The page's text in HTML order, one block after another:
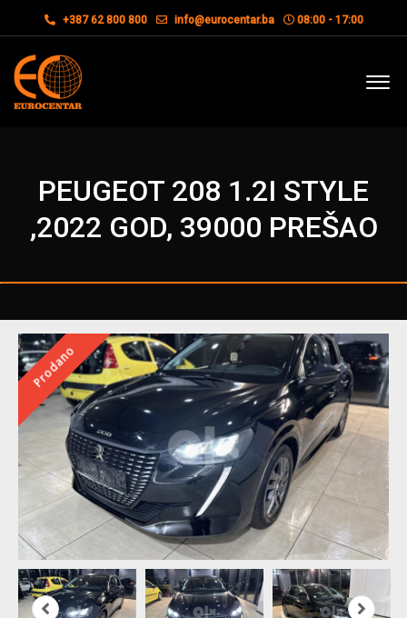
+387 62 800 800 info@eurocentar.ba 08:00 - 17:00
PEUGEOT 208 1.2I STYLE
,2022 GOD, 39000 PREŠAO
Prodano